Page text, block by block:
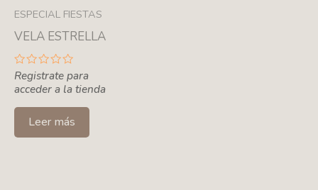
ESPECIAL FIESTAS
VELA ESTRELLA
Valorado
con
0
5
Registrate para
acceder a la tienda
Leer más